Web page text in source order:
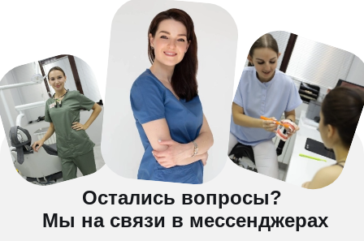
Остались вопросы?
Мы на связи в мессенджерах